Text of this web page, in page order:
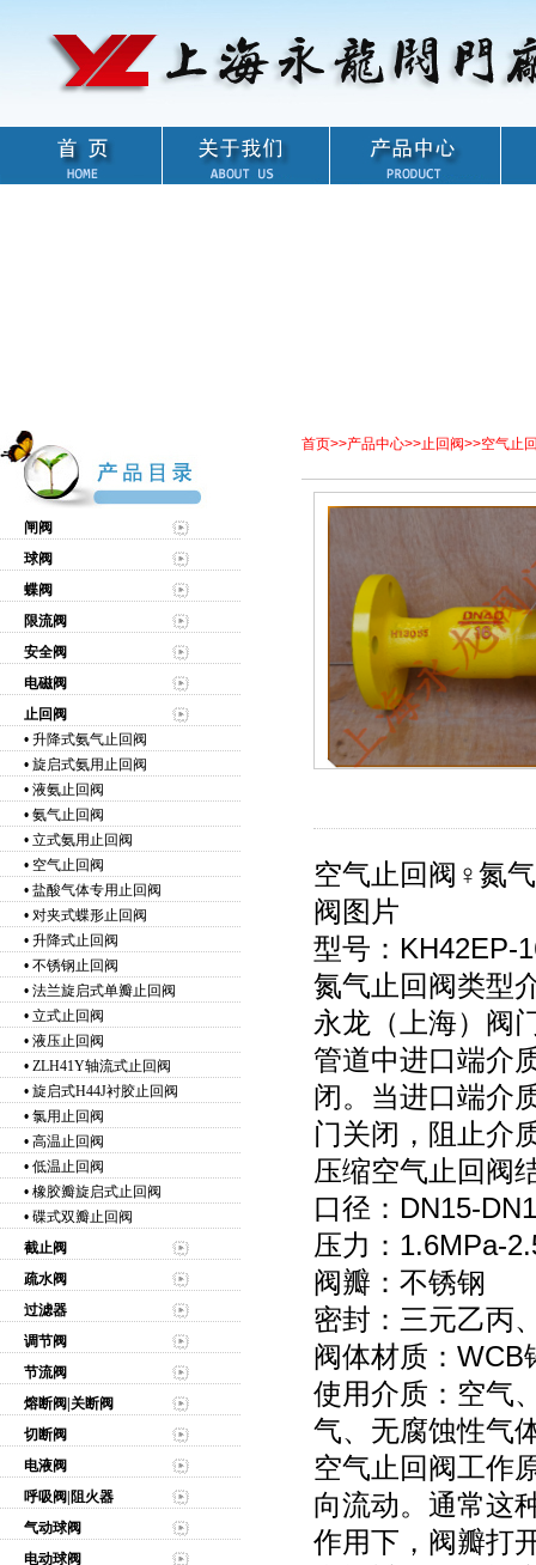
闸阀
球阀
蝶阀
限流阀
安全阀
电磁阀
止回阀
• 升降式氨气止回阀
• 旋启式氨用止回阀
• 液氨止回阀
• 氨气止回阀
• 立式氨用止回阀
• 空气止回阀
• 盐酸气体专用止回阀
• 对夹式蝶形止回阀
• 升降式止回阀
• 不锈钢止回阀
• 法兰旋启式单瓣止回阀
• 立式止回阀
• 液压止回阀
• ZLH41Y轴流式止回阀
• 旋启式H44J衬胶止回阀
• 氯用止回阀
• 高温止回阀
• 低温止回阀
• 橡胶瓣旋启式止回阀
• 碟式双瓣止回阀
截止阀
疏水阀
过滤器
调节阀
节流阀
熔断阀|关断阀
切断阀
电液阀
呼吸阀|阻火器
气动球阀
电动球阀
首页>>产品中心>>止回阀>>空气止
空气止回阀♀氮
阀图片
型号：KH42EP-
氮气止回阀类型
永龙（上海）阀
管道中进口端介
闭。当进口端介
门关闭，阻止介
压缩空气止回阀
口径：DN15-
压力：1.6MPa-
阀瓣：不锈钢
密封：三元乙丙
阀体材质：WCB
使用介质：空气
气、无腐蚀性气
空气止回阀工作
向流动。通常这
作用下，阀瓣打